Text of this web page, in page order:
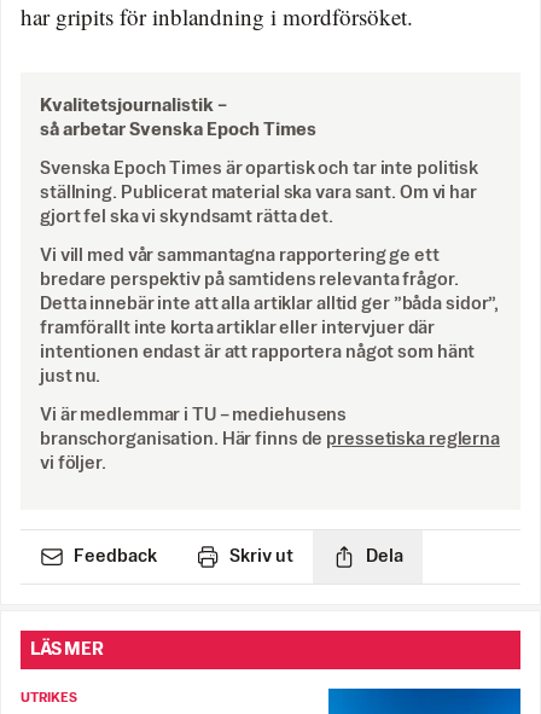
har gripits för inblandning i mordförsöket.
Kvalitetsjournalistik –
så arbetar Svenska Epoch Times
Svenska Epoch Times är opartisk och tar inte politisk
ställning. Publicerat material ska vara sant. Om vi har
gjort fel ska vi skyndsamt rätta det.
Vi vill med vår sammantagna rapportering ge ett
bredare perspektiv på samtidens relevanta frågor.
Detta innebär inte att alla artiklar alltid ger ”båda sidor”,
framförallt inte korta artiklar eller intervjuer där
intentionen endast är att rapportera något som hänt
just nu.
Vi är medlemmar i TU – mediehusens
branschorganisation. Här finns de pressetiska reglerna
vi följer.
Feedback Skriv ut Dela
LÄS MER
UTRIKES